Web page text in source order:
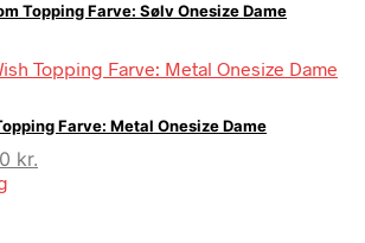
Topping Farve: Sølv Onesize Dame
Farve: Metal Onesize Dame
kr.